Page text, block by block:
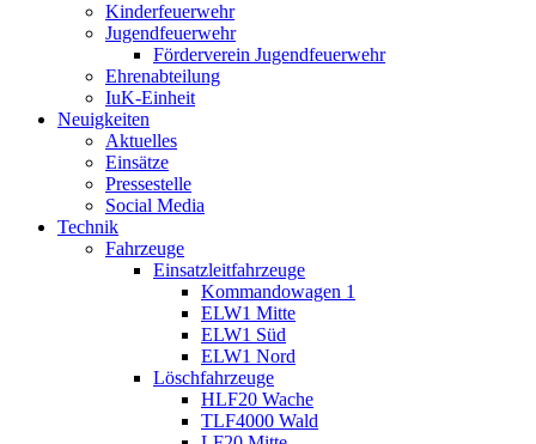
Kinderfeuerwehr
Jugendfeuerwehr
Förderverein Jugendfeuerwehr
Ehrenabteilung
IuK-Einheit
Neuigkeiten
Aktuelles
Einsätze
Pressestelle
Social Media
Technik
Fahrzeuge
Einsatzleitfahrzeuge
Kommandowagen 1
ELW1 Mitte
ELW1 Süd
ELW1 Nord
Löschfahrzeuge
HLF20 Wache
TLF4000 Wald